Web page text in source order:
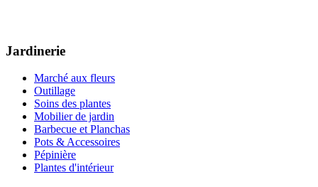
Jardinerie
Marché aux fleurs
Outillage
Soins des plantes
Mobilier de jardin
Barbecue et Planchas
Pots & Accessoires
Pépinière
Plantes d'intérieur